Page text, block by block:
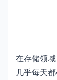
在存储领域
几乎每天